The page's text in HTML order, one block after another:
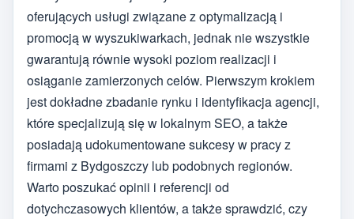
oferujących usługi związane z optymalizacją i
promocją w wyszukiwarkach, jednak nie wszystkie
gwarantują równie wysoki poziom realizacji i
osiąganie zamierzonych celów. Pierwszym krokiem
jest dokładne zbadanie rynku i identyfikacja agencji,
które specjalizują się w lokalnym SEO, a także
posiadają udokumentowane sukcesy w pracy z
firmami z Bydgoszczy lub podobnych regionów.
Warto poszukać opinii i referencji od
dotychczasowych klientów, a także sprawdzić, czy